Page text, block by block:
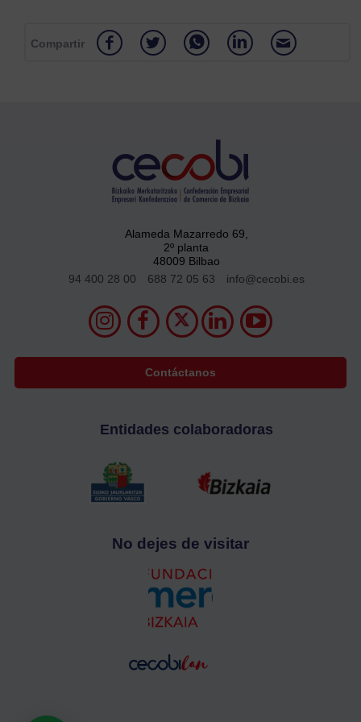
Compartir
Alameda Mazarredo 69,
2º planta
48009 Bilbao
94 400 28 00
688 72 05 63 info@cecobi.es
Contáctanos
Entidades colaboradoras
No dejes de visitar